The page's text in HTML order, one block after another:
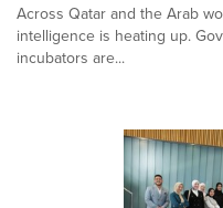
Across Qatar and the Arab
intelligence is heating up.
incubators are...